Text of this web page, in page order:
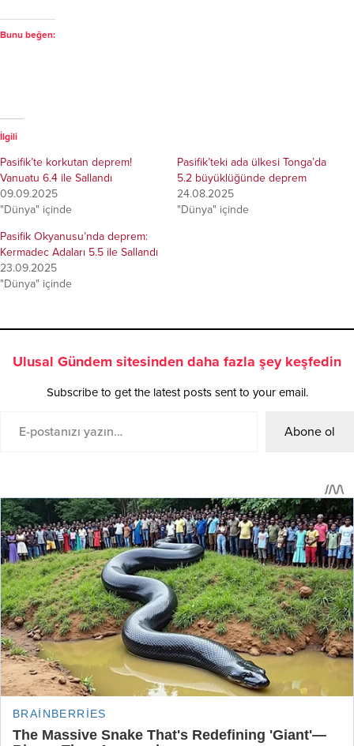
Bunu beğen:
İlgili
Pasifik’te korkutan deprem!
Vanuatu 6.4 ile Sallandı
09.09.2025
"Dünya" içinde
Pasifik’teki ada ülkesi Tonga’da
5.2 büyüklüğünde deprem
24.08.2025
"Dünya" içinde
Pasifik Okyanusu’nda deprem:
Kermadec Adaları 5.5 ile Sallandı
23.09.2025
"Dünya" içinde
Ulusal Gündem sitesinden daha fazla şey keşfedin
Subscribe to get the latest posts sent to your email.
Abone ol